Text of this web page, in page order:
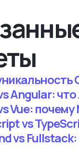
Angular:
Vue:
vs
vs